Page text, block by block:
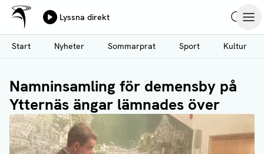
Hoppa
till
huvudinnehåll
Ålands Radio & TV
Lyssna direkt
Start
Nyheter Sommarprat Sport Kultur
Namninsamling för demensby på
Ytternäs ängar lämnades över